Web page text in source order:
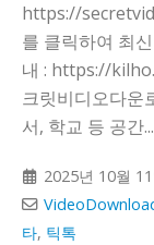
https://
를 클릭하여 최
내 : https://
크릿비디오다운
서, 학교 등 공간...
2025년 10월
타, 틱톡